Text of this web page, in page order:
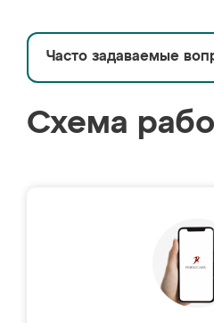
Часто задаваемые
Схема